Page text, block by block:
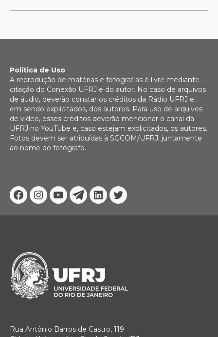
Facebook
Instagram
YoutubeTelegram
Linkedin
Twitter
Política de Uso
A reprodução de matérias e fotografias é livre mediante
citação do Conexão UFRJ e do autor. No caso de arquivos
de áudio, deverão constar os créditos da Rádio UFRJ e,
em sendo explicitados, dos autores. Para uso de arquivos
de vídeo, esses créditos deverão mencionar o canal da
UFRJ no YouTube e, caso estejam explicitados, os autores.
Fotos devem ser atribuídas à SGCOM/UFRJ, juntamente
ao nome do fotógrafo.
Rua Antônio Barros de Castro, 119